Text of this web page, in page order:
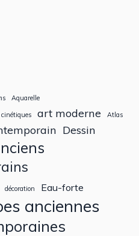
Aquarelle
art moderne Atlas
Dessin
décoration Eau-forte
anciennes